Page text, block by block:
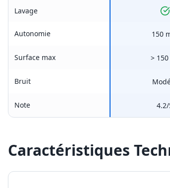
Lavage
Autonomie 150
Surface max > 150
Bruit
Note
Caractéristiques